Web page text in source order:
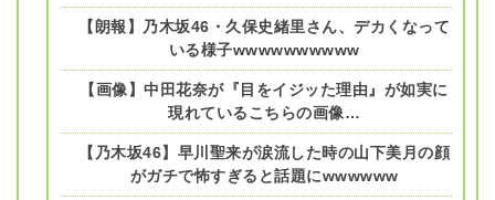
【朗報】乃木坂46・久保史緒里さん、デカくなって
いる様子wwwwwwwwww
【画像】中田花奈が『目をイジッた理由』が如実に
現れているこちらの画像…
【乃木坂46】早川聖来が涙流した時の山下美月の顔
がガチで怖すぎると話題にwwwwww